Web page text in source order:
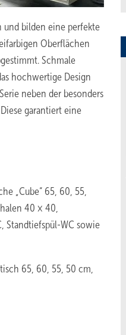
und bilden eine perfekte
Oberflächen
Schmale
hochwertige Design
neben der besonders
garantiert eine
„Cube“ 65, 60, 55,
40 × 40,
Standtiefspül-WC sowie
65, 60, 55, 50 cm,